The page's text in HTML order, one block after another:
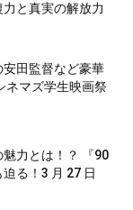
と真実の解放力
安田監督など豪華
ネマズ学生映画祭
力とは！？ 『90
る！3 月 27 日